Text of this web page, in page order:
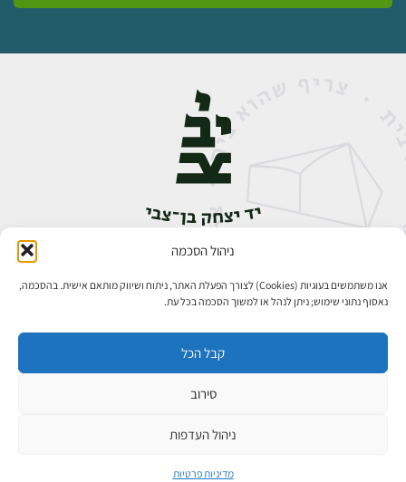
ניהול הסכמה
אנו משתמשים בעוגיות (Cookies) לצורך הפעלת האתר, ניתוח ושיווק מותאם אישית. בהסכמה,
נאסוף נתוני שימוש; ניתן לנהל או למשוך הסכמה בכל עת.
קבל הכל
סירוב
ניהול העדפות
מדיניות פרטיות
אבן גבירול 14, רחביה, ירושלים
פיתוח אתרים